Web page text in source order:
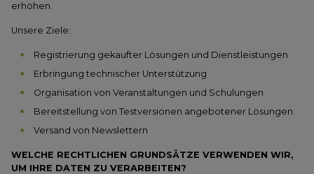
erhöhen.
Unsere Ziele:
Registrierung gekaufter Lösungen und Dienstleistungen
Erbringung technischer Unterstützung
Organisation von Veranstaltungen und Schulungen
Bereitstellung von Testversionen angebotener Lösungen
Versand von Newslettern
WELCHE RECHTLICHEN GRUNDSÄTZE VERWENDEN WIR,
UM IHRE DATEN ZU VERARBEITEN?